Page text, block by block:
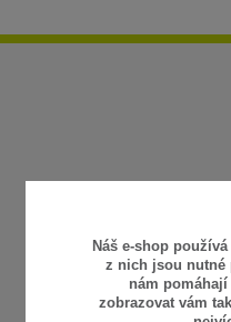
Náš e-shop
z nich jsou nutné
nám
zobrazovat vám